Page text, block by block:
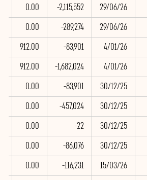
29/06/26
-2,115,552
0.00
29/06/26
-289,274
0.00
4/01/26
-83,901
912.00
4/01/26
-1,682,024
912.00
30/12/25
-83,901
0.00
30/12/25
-457,024
0.00
30/12/25
-22
0.00
30/12/25
-86,076
0.00
15/03/26
-116,231
0.00